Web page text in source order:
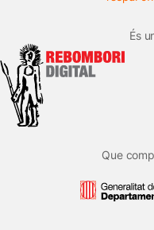
És
Que